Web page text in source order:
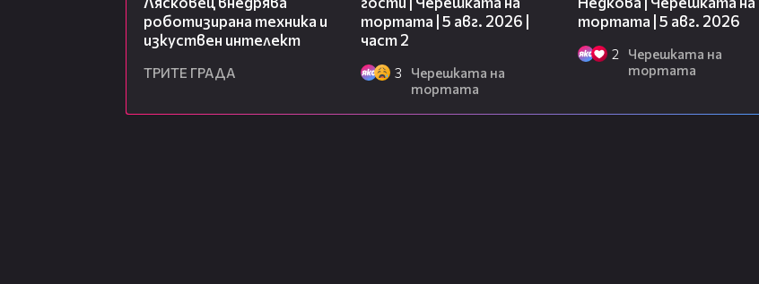
роботизирана техника и
изкуствен интелект
ТРИТЕ ГРАДА
тортата | 5 авг. 2026 |
част 2
3
Черешката на
тортата
тортата | 5 авг. 2026
2
Черешката на
тортата